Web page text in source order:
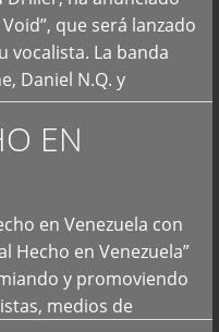
que será lanzado
vocalista. La banda
Daniel N.Q. y
EN
en Venezuela con
Hecho en Venezuela”
y promoviendo
medios de